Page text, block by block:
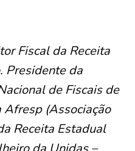
Fiscal da Receita
Presidente da
de Fiscais de
Afresp (Associação
Receita Estadual